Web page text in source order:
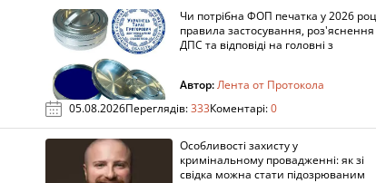
Чи потрібна ФОП печатка у 2026
правила застосування, роз'яснення
ДПС та відповіді на головні з
Автор:Лента от Протокола
05.08.2026Переглядів:333Коментарі:0
Особливості захисту у
кримінальному провадженні: як зі
свідка можна стати підозрюваним